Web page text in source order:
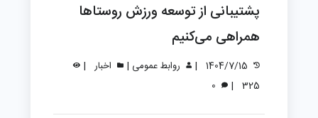
پشتیبانی از توسعه ورزش روستاها
همراهی می‌کنیم
| روابط عمومی | اخبار |
325
|